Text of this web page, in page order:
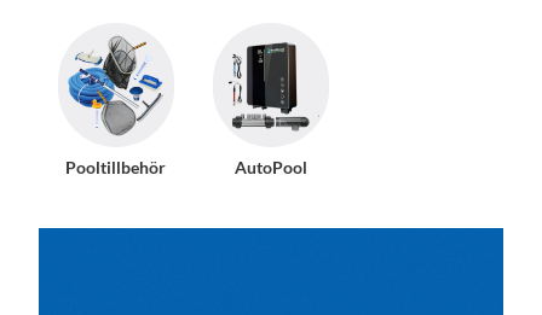
Pooltillbehör AutoPool